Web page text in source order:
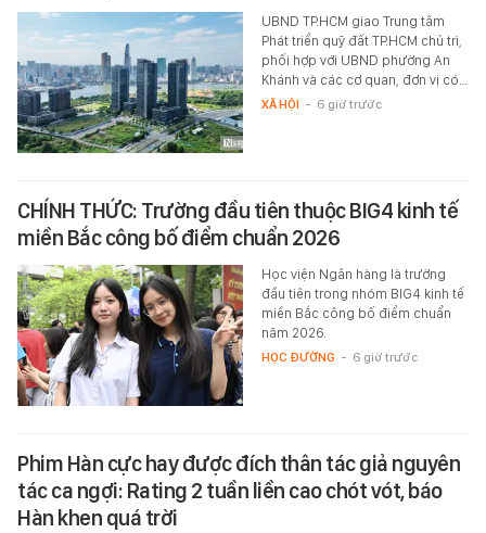
UBND TP.HCM giao Trung tâm
Phát triển quỹ đất TP.HCM chủ trì,
phối hợp với UBND phường An
Khánh và các cơ quan, đơn vị có…
XÃ HỘI - 6 giờ trước
CHÍNH THỨC: Trường đầu tiên thuộc BIG4 kinh tế
miền Bắc công bố điểm chuẩn 2026
Học viện Ngân hàng là trường
đầu tiên trong nhóm BIG4 kinh tế
miền Bắc công bố điểm chuẩn
năm 2026.
HỌC ĐƯỜNG - 6 giờ trước
Phim Hàn cực hay được đích thân tác giả nguyên
tác ca ngợi: Rating 2 tuần liền cao chót vót, báo
Hàn khen quá trời